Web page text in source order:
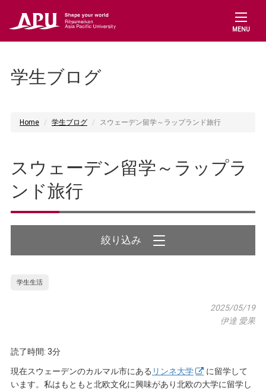
MENU
学生ブログ
Home 学生ブログ スウェーデン留学～ラップランド旅行
スウェーデン留学～ラップラ
ンド旅行
絞り込み
学生生活
2025/05/19
伊達 愛果
読了時間: 3分
現在スウェーデンのカルマル市にある リンネ大学
に留学して
います。私はもともと北欧文化に興味があり北欧の大学に留学し